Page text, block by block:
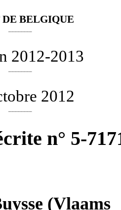
DE BELGIQUE
2012-2013
2012
n° 5-
(Vlaams